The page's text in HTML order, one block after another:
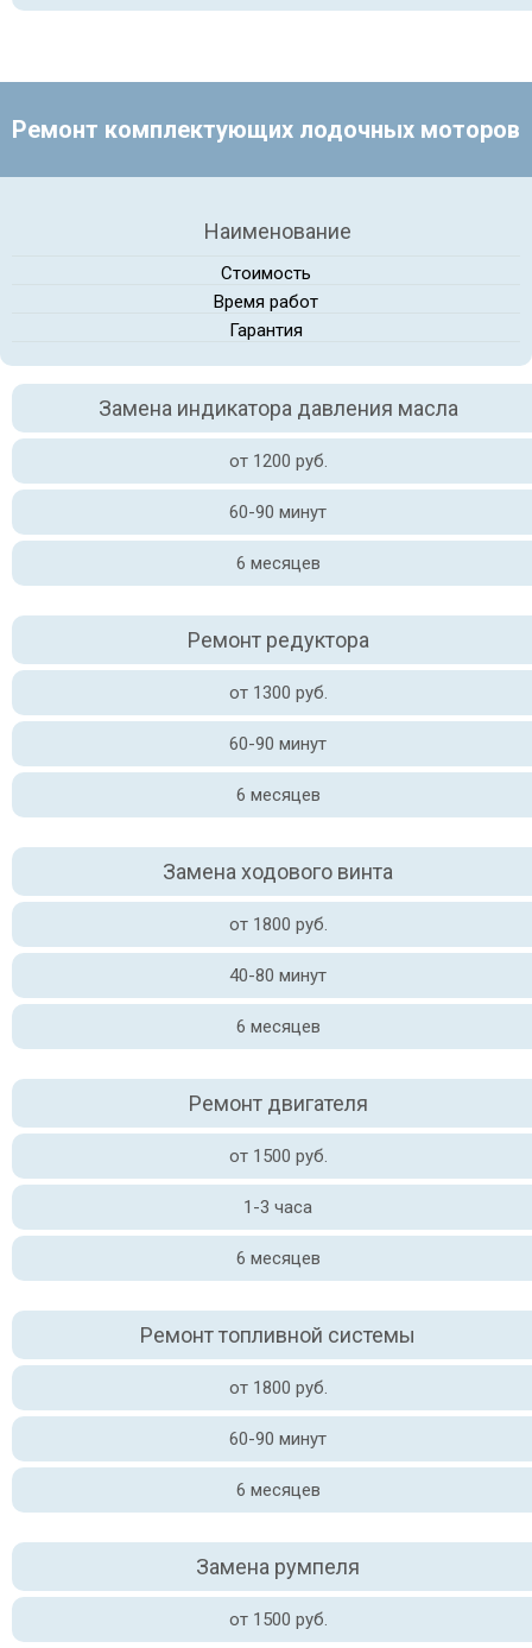
Ремонт комплектующих лодочных моторов
Наименование
Стоимость
Время работ
Гарантия
Замена индикатора давления масла
от 1200 руб.
60-90 минут
6 месяцев
Ремонт редуктора
от 1300 руб.
60-90 минут
6 месяцев
Замена ходового винта
от 1800 руб.
40-80 минут
6 месяцев
Ремонт двигателя
от 1500 руб.
1-3 часа
6 месяцев
Ремонт топливной системы
от 1800 руб.
60-90 минут
6 месяцев
Замена румпеля
от 1500 руб.